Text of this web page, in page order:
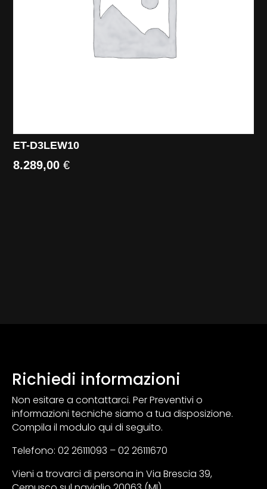
ET-D3LEW10
8.289,00€
Richiedi informazioni
Non esitare a contattarci. Per Preventivi o
informazioni tecniche siamo a tua disposizione.
Compila il modulo qui di seguito.
Telefono: 02 26111093 – 02 26111670
Vieni a trovarci di persona in Via Brescia 39,